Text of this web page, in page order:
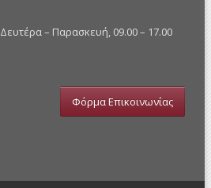
Δευτέρα – Παρασκευή, 09.00 – 17.00
Φόρμα Επικοινωνίας